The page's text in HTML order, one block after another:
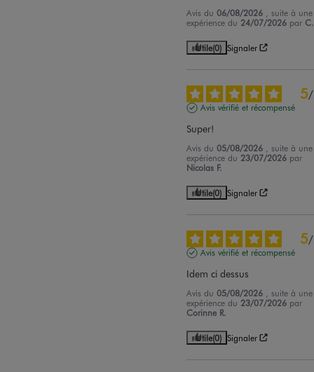
Avis du06/08/2026
, suite à une
expérience du 24/07/2026 par
Utile(0) Signaler
5/
Avis vérifié et récompensé
Super!
Avis du05/08/2026
, suite à une
expérience du 23/07/2026 par
Nicolas F.
Utile(0) Signaler
5/
Avis vérifié et récompensé
Idem ci dessus
Avis du05/08/2026
, suite à une
expérience du 23/07/2026 par
Corinne R.
Utile(0) Signaler